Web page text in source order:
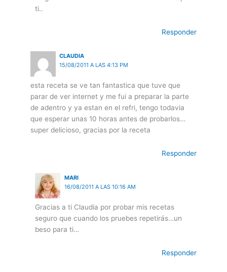
ti..
Responder
CLAUDIA
15/08/2011 A LAS 4:13 PM
esta receta se ve tan fantastica que tuve que
parar de ver internet y me fui a preparar la parte
de adentro y ya estan en el refri, tengo todavia
que esperar unas 10 horas antes de probarlos…
super delicioso, gracias por la receta
Responder
MARI
16/08/2011 A LAS 10:16 AM
Gracias a ti Claudia por probar mis recetas
seguro que cuando los pruebes repetirás…un
beso para ti…
Responder